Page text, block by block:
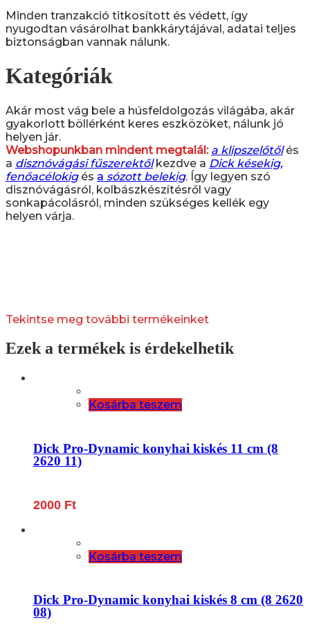
Minden tranzakció titkosított és védett, így
nyugodtan vásárolhat bankkárytájával, adatai teljes
biztonságban vannak nálunk.
Kategóriák
Akár most vág bele a húsfeldolgozás világába, akár
gyakorlott böllérként keres eszközöket, nálunk jó
helyen jár.
Webshopunkban mindent megtalál: a klipszelőtőlés
a disznóvágási fűszerektőlkezdve a Dick késekig,
fenőacélokigés a sózott belekig. Így legyen szó
disznóvágásról, kolbászkészítésről vagy
sonkapácolásról, minden szükséges kellék egy
helyen várja.
Tekintse meg további termékeinket
Ezek a termékek is érdekelhetik
Kosárba teszem
Dick Pro-Dynamic konyhai kiskés 11 cm (8
2620 11)
2000 Ft
Kosárba teszem
Dick Pro-Dynamic konyhai kiskés 8 cm (8 2620
08)